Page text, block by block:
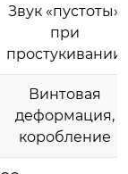
Звук «пустоты»
при
простукивании
Винтовая
деформация,
коробление